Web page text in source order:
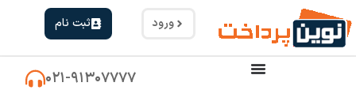
ورود ثبت نام
۰۲۱-۹۱۳۰۷۷۷۷